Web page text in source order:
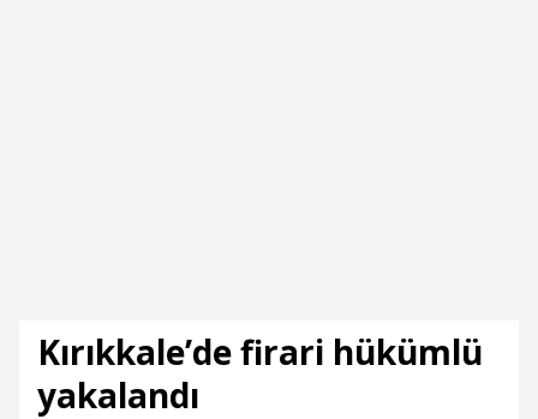
Kırıkkale’de firari hükümlü
yakalandı